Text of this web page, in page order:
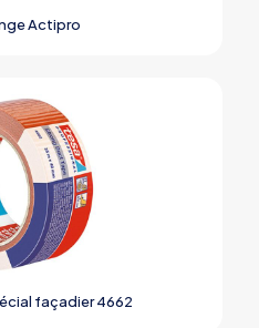
Actipro
façadier 4662